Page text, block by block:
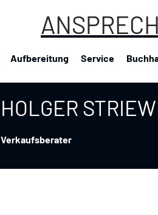
Aufbereitung Service
HOLGER
Verkaufsberater